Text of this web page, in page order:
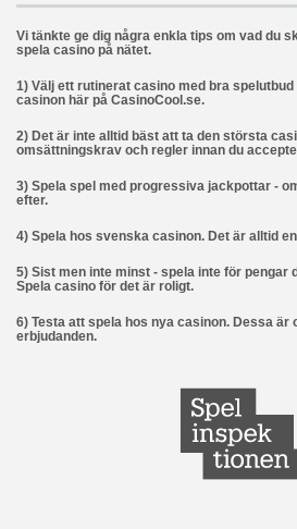
Vi tänkte ge dig några enkla tips om vad du
spela casino på nätet.
1) Välj ett rutinerat casino med bra
casinon här på CasinoCool.se.
2) Det är inte alltid bäst att ta den största
omsättningskrav och regler innan du
3) Spela spel med progressiva jackpottar -
efter.
4) Spela hos svenska casinon. Det är alltid
5) Sist men inte minst - spela inte för pengar
Spela casino för det är roligt.
6) Testa att spela hos nya casinon. Dessa är
erbjudanden.